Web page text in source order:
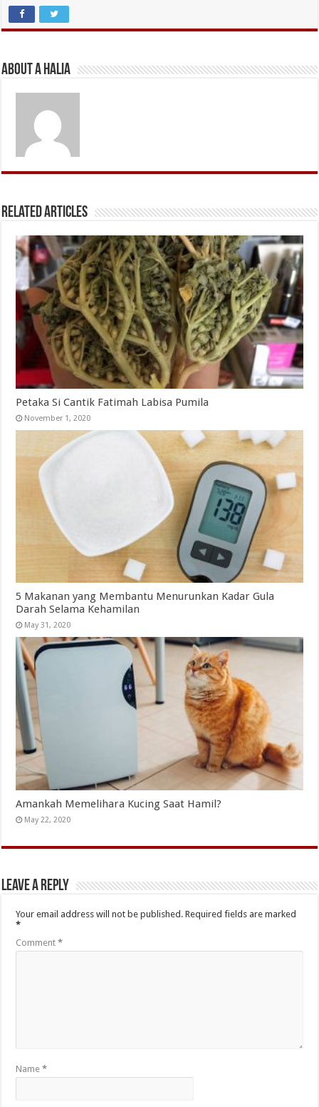
About A Halia
Related Articles
Petaka Si Cantik Fatimah Labisa Pumila
November 1, 2020
5 Makanan yang Membantu Menurunkan Kadar Gula
Darah Selama Kehamilan
May 31, 2020
Amankah Memelihara Kucing Saat Hamil?
May 22, 2020
Leave a Reply
Your email address will not be published. Required fields are marked
*
Comment*
Name*